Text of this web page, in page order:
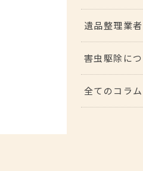
遺品整理業
害虫駆除に
全てのコラム